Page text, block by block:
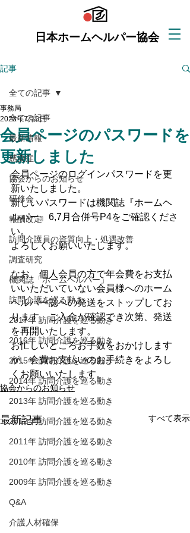
日本ホームヘルパー協会
記事
全ての記事
最新情報
感染症
協会からのお知らせ
研修会
報酬改定
訪問介護員の資質向上・処遇改善
調査研究
機関誌「ホームヘルパー」
訪問介護を巡る動き
2017年 訪問介護を巡る動き
2016年 訪問介護を巡る動き
2015年 訪問介護を巡る動き
2014年 訪問介護を巡る動き
2013年 訪問介護を巡る動き
2012年 訪問介護を巡る動き
2011年 訪問介護を巡る動き
2010年 訪問介護を巡る動き
2009年 訪問介護を巡る動き
Q&A
介護人材確保
全ての記事
会員ページのパスワードを
更新しました
事務局
2023年7月5日
会員ページのログインパスワードを更
新いたしました。
新しいパスワードは機関誌『ホームヘ
ルパー』6,7月合併号P4をご確認くださ
い。
よろしくお願いいたします。
なお、個人会員の方で年会費をお支払
いいただいていない会員様へのホーム
ヘルパー誌への発送をストップしてお
ります。ご入金が確認でき次第、発送
を再開いたします。
お忙しいところお手数をおかけします
が、会費お支払いのお手続きをよろし
くお願いいたします。
協会からのお知らせ
最新記事 すべて表示